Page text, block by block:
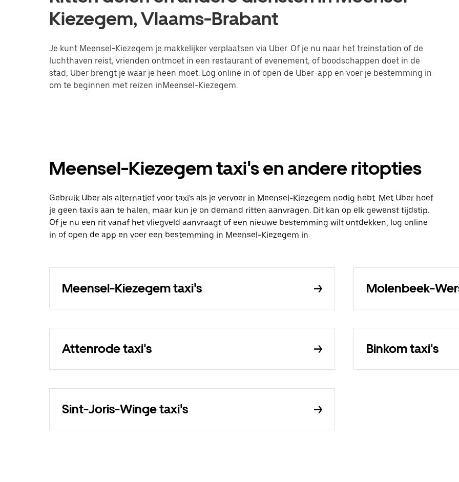
Kiezegem, Vlaams-Brabant
Je kunt Meensel-Kiezegem je makkelijker verplaatsen via Uber. Of je nu naar het treinstation of de
luchthaven reist, vrienden ontmoet in een restaurant of evenement, of boodschappen doet in de
stad, Uber brengt je waar je heen moet. Log online in of open de Uber-app en voer je bestemming in
om te beginnen met reizen inMeensel-Kiezegem.
Meensel-Kiezegem taxi's en andere ritopties
Gebruik Uber als alternatief voor taxi's als je vervoer in Meensel-Kiezegem nodig hebt. Met Uber hoef
je geen taxi's aan te halen, maar kun je on demand ritten aanvragen. Dit kan op elk gewenst tijdstip.
Of je nu een rit vanaf het vliegveld aanvraagt of een nieuwe bestemming wilt ontdekken, log online
in of open de app en voer een bestemming in Meensel-Kiezegem in.
Meensel-Kiezegem taxi's Molenbeek-
Attenrode taxi's Binkom taxi's
Sint-Joris-Winge taxi's